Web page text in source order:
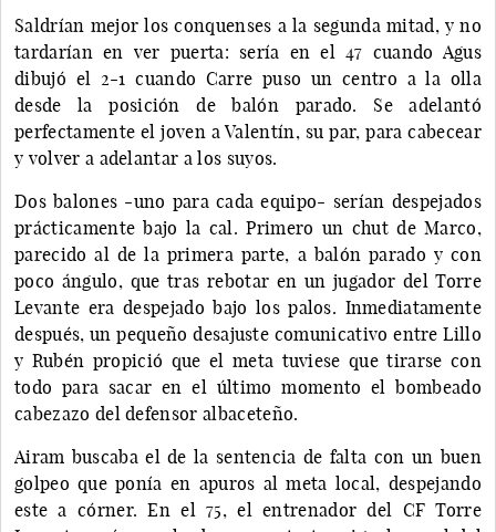
Saldrían mejor los conquenses a la segunda mitad, y no
tardarían en ver puerta: sería en el 47 cuando Agus
dibujó el 2-1 cuando Carre puso un centro a la olla
desde la posición de balón parado. Se adelantó
perfectamente el joven a Valentín, su par, para cabecear
y volver a adelantar a los suyos.
Dos balones -uno para cada equipo- serían despejados
prácticamente bajo la cal. Primero un chut de Marco,
parecido al de la primera parte, a balón parado y con
poco ángulo, que tras rebotar en un jugador del Torre
Levante era despejado bajo los palos. Inmediatamente
después, un pequeño desajuste comunicativo entre Lillo
y Rubén propició que el meta tuviese que tirarse con
todo para sacar en el último momento el bombeado
cabezazo del defensor albaceteño.
Airam buscaba el de la sentencia de falta con un buen
golpeo que ponía en apuros al meta local, despejando
este a córner. En el 75, el entrenador del CF Torre